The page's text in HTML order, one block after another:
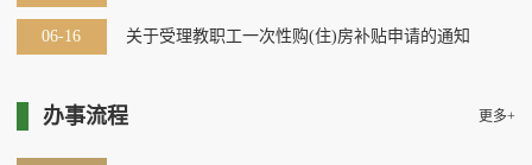
06-16 关于受理教职工一次性购(住)房补贴申请的通知
办事流程 更多+